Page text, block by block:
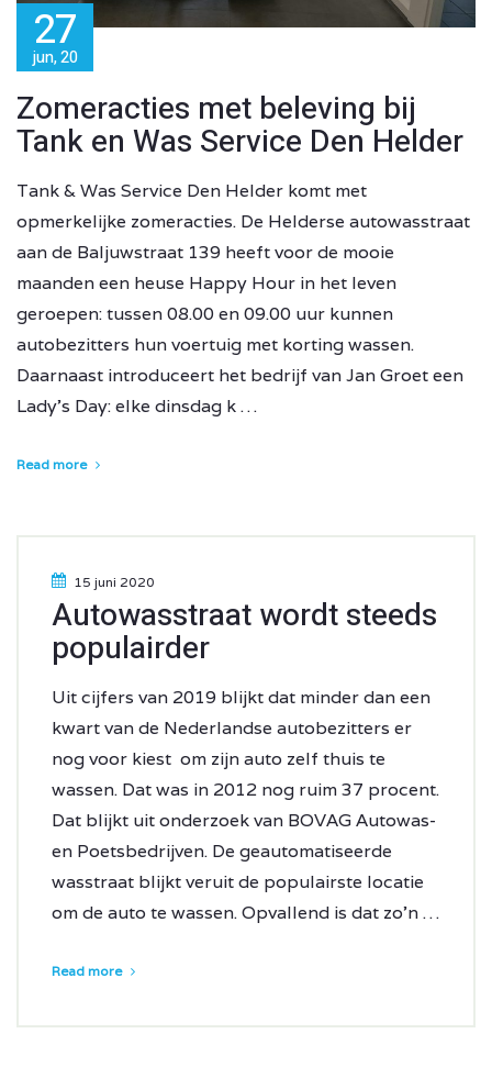
27
jun, 20
Zomeracties met beleving bij
Tank en Was Service Den Helder
Tank & Was Service Den Helder komt met
opmerkelijke zomeracties. De Helderse autowasstraat
aan de Baljuwstraat 139 heeft voor de mooie
maanden een heuse Happy Hour in het leven
geroepen: tussen 08.00 en 09.00 uur kunnen
autobezitters hun voertuig met korting wassen.
Daarnaast introduceert het bedrijf van Jan Groet een
Lady’s Day: elke dinsdag k …
Read more
15 juni 2020
Autowasstraat wordt steeds
populairder
Uit cijfers van 2019 blijkt dat minder dan een
kwart van de Nederlandse autobezitters er
nog voor kiest om zijn auto zelf thuis te
wassen. Dat was in 2012 nog ruim 37 procent.
Dat blijkt uit onderzoek van BOVAG Autowas-
en Poetsbedrijven. De geautomatiseerde
wasstraat blijkt veruit de populairste locatie
om de auto te wassen. Opvallend is dat zo’n …
Read more